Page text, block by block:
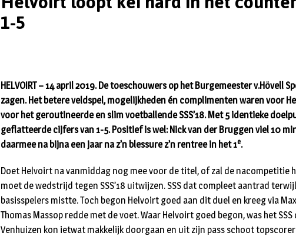
1-5
HELVOIRT – 14 april 2019. De toeschouwers op het Burgemeester v.Hövell
zagen. Het betere veldspel, mogelijkheden én complimenten waren voor
voor het geroutineerde en slim voetballende SSS’18. Met 5 identieke
geflatteerde cijfers van 1-5. Positief is wel: Nick van der Bruggen viel 10
daarmee na bijna een jaar na z’n blessure z’n rentree in het 1e.
Doet Helvoirt na vanmiddag nog mee voor de titel, of zal de nacompetitie
moet de wedstrijd tegen SSS’18 uitwijzen. SSS dat compleet aantrad
basisspelers mistte. Toch begon Helvoirt goed aan dit duel en kreeg via
Thomas Massop redde met de voet. Waar Helvoirt goed begon, was het
Venhuizen kon ietwat makkelijk doorgaan en uit zijn pass schoot